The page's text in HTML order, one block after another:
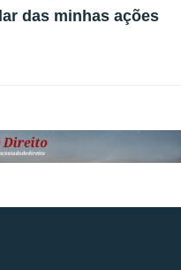
das minhas ações